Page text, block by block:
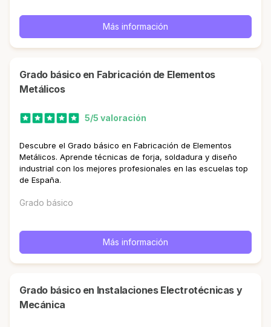
Más información
Grado básico en Fabricación de Elementos
Metálicos
5/5 valoración
Descubre el Grado básico en Fabricación de Elementos
Metálicos. Aprende técnicas de forja, soldadura y diseño
industrial con los mejores profesionales en las escuelas top
de España.
Grado básico
Más información
Grado básico en Instalaciones Electrotécnicas y
Mecánica